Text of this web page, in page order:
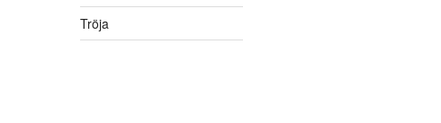
Tröja